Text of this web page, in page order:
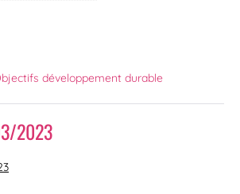
développement durable
2023